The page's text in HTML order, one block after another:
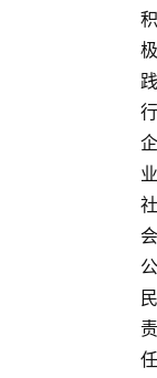
积
极
践
行
企
业
社
会
公
民
责
任